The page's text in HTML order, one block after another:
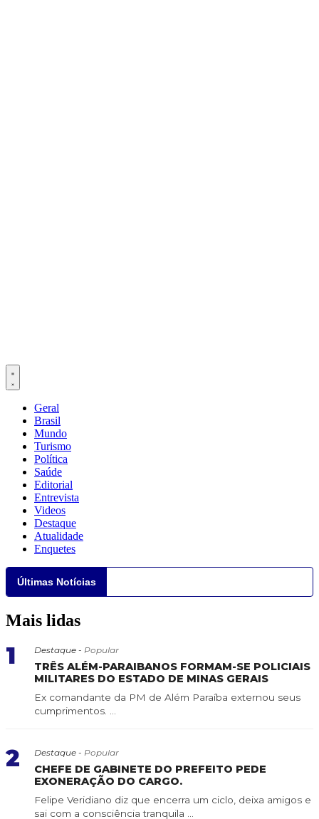
Geral
Brasil
Mundo
Turismo
Política
Saúde
Editorial
Entrevista
Videos
Destaque
Atualidade
Enquetes
Últimas Notícias
Mais lidas
1 Destaque - Popular
TRÊS ALÉM-PARAIBANOS FORMAM-SE POLICIAIS
MILITARES DO ESTADO DE MINAS GERAIS
Ex comandante da PM de Além Paraíba externou seus
cumprimentos. ...
2 Destaque - Popular
CHEFE DE GABINETE DO PREFEITO PEDE
EXONERAÇÃO DO CARGO.
Felipe Veridiano diz que encerra um ciclo, deixa amigos e
sai com a consciência tranquila ...